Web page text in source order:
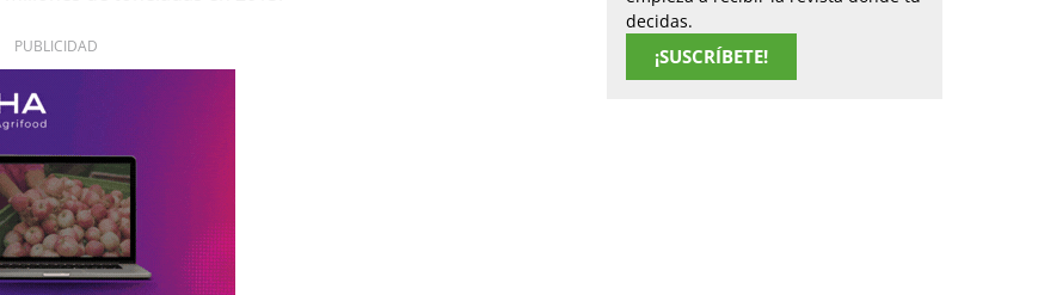
PUBLICIDAD
decidas.
¡SUSCRÍBETE!